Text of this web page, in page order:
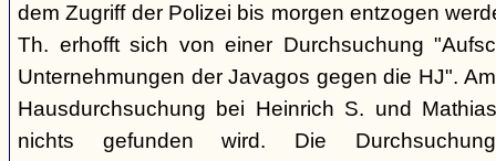
dem Zugriff der Polizei bis morgen entzogen
Th. erhofft sich von einer Durchsuchung
Unternehmungen der Javagos gegen die HJ".
Hausdurchsuchung bei Heinrich S. und
nichts gefunden wird. Die